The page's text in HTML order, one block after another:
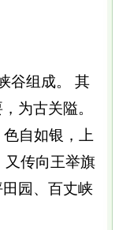
谷组成。 其
为古关隘。
自如银，上
又传向王举旗
园、百丈峡